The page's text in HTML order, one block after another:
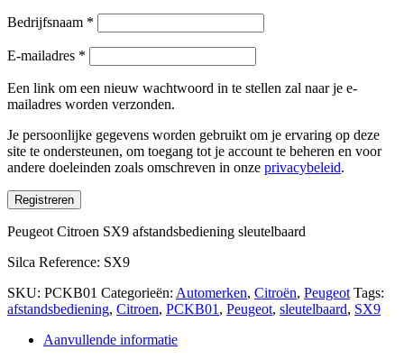
Bedrijfsnaam *
E-mailadres *
Een link om een nieuw wachtwoord in te stellen zal naar je e-
mailadres worden verzonden.
Je persoonlijke gegevens worden gebruikt om je ervaring op deze
site te ondersteunen, om toegang tot je account te beheren en voor
andere doeleinden zoals omschreven in onze privacybeleid.
Registreren
Peugeot Citroen SX9 afstandsbediening sleutelbaard
Silca Reference: SX9
SKU: PCKB01 Categorieën: Automerken, Citroën, Peugeot Tags:
afstandsbediening, Citroen, PCKB01 , Peugeot, sleutelbaard, SX9
Aanvullende informatie